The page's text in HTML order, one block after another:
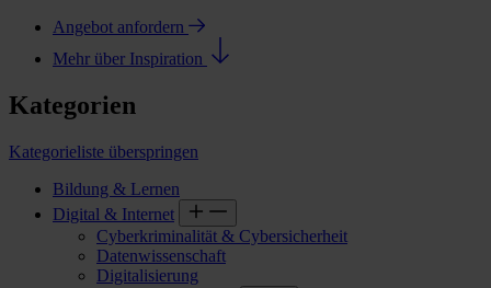
Angebot anfordern
Mehr über Inspiration
Kategorien
Kategorieliste überspringen
Bildung & Lernen
Digital & Internet
Cyberkriminalität & Cybersicherheit
Datenwissenschaft
Digitalisierung